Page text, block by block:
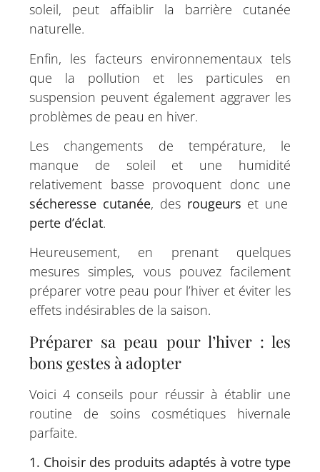
soleil, peut affaiblir la barrière cutanée
naturelle.
Enfin, les facteurs environnementaux tels
que la pollution et les particules en
suspension peuvent également aggraver les
problèmes de peau en hiver.
Les changements de température, le
manque de soleil et une humidité
relativement basse provoquent donc une
sécheresse cutanée, des rougeurs et une
perte d’éclat.
Heureusement, en prenant quelques
mesures simples, vous pouvez facilement
préparer votre peau pour l’hiver et éviter les
effets indésirables de la saison.
Préparer sa peau pour l’hiver : les
bons gestes à adopter
Voici 4 conseils pour réussir à établir une
routine de soins cosmétiques hivernale
parfaite.
1. Choisir des produits adaptés à votre type